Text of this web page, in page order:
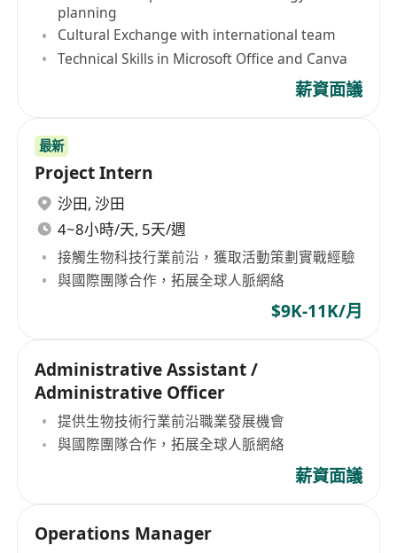
planning
Cultural Exchange with international team
Technical Skills in Microsoft Office and Canva
薪資面議
最新
Project Intern
沙田, 沙田
4~8小時/天, 5天/週
接觸生物科技行業前沿，獲取活動策劃實戰經驗
與國際團隊合作，拓展全球人脈網絡
$9K-11K/月
Administrative Assistant /
Administrative Officer
提供生物技術行業前沿職業發展機會
與國際團隊合作，拓展全球人脈網絡
薪資面議
Operations Manager